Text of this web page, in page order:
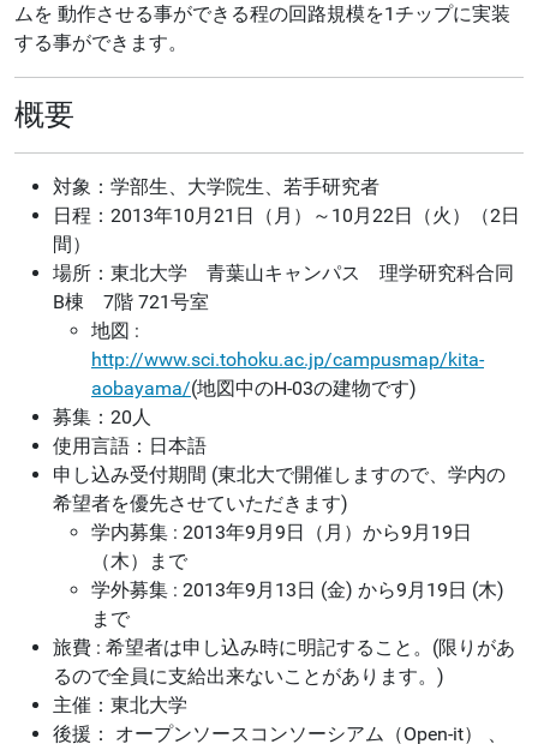
ムを 動作させる事ができる程の回路規模を1チップに実装
する事ができます。
概要
対象：学部生、大学院生、若手研究者
日程：2013年10月21日（月）～10月22日（火）（2日
間）
場所：東北大学 青葉山キャンパス 理学研究科合同
B棟 7階 721号室
地図 :
http://www.sci.tohoku.ac.jp/campusmap/kita-
aobayama/(地図中のH-03の建物です)
募集：20人
使用言語：日本語
申し込み受付期間 (東北大で開催しますので、学内の
希望者を優先させていただきます)
学内募集 : 2013年9月9日（月）から9月19日
（木）まで
学外募集 : 2013年9月13日 (金) から9月19日 (木)
まで
旅費 : 希望者は申し込み時に明記すること。(限りがあ
るので全員に支給出来ないことがあります。)
主催：東北大学
後援： オープンソースコンソーシアム（Open-it） 、